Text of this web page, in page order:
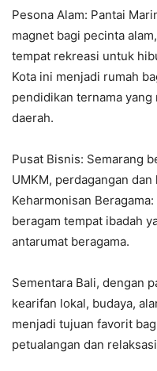
Pesona Alam: Pantai
magnet bagi pecinta
tempat rekreasi untuk
Kota ini menjadi rumah
pendidikan ternama
daerah.
Pusat Bisnis: Semarang
UMKM, perdagangan
Keharmonisan
beragam tempat ibadah
antarumat beragama.
Sementara Bali, dengan
kearifan lokal, budaya,
menjadi tujuan favorit
petualangan dan